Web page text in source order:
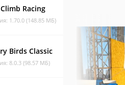
Racing
1.70.0 (148.85 МБ)
Birds Classic
8.0.3 (98.57 МБ)